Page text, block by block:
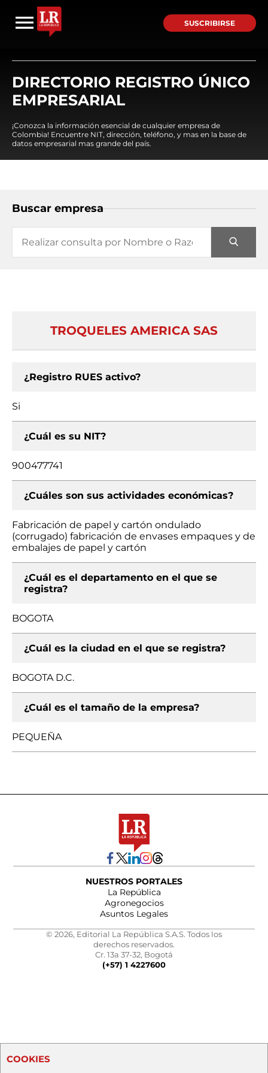
SUSCRIBIRSE
DIRECTORIO REGISTRO ÚNICO
EMPRESARIAL
¡Conozca la información esencial de cualquier empresa de
Colombia! Encuentre NIT, dirección, teléfono, y mas en la base de
datos empresarial mas grande del país.
Buscar empresa
TROQUELES AMERICA SAS
¿Registro RUES activo?
Si
¿Cuál es su NIT?
900477741
¿Cuáles son sus actividades económicas?
Fabricación de papel y cartón ondulado
(corrugado) fabricación de envases empaques y de
embalajes de papel y cartón
¿Cuál es el departamento en el que se
registra?
BOGOTA
¿Cuál es la ciudad en el que se registra?
BOGOTA D.C.
¿Cuál es el tamaño de la empresa?
PEQUEÑA
NUESTROS PORTALES
La República
Agronegocios
Asuntos Legales
© 2026, Editorial La República S.A.S. Todos los
derechos reservados.
Cr. 13a 37-32, Bogotá
(+57) 1 4227600
COOKIES